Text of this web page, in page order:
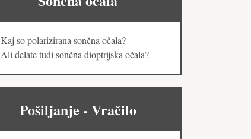
Kaj so polarizirana sončna očala?
Ali delate tudi sončna dioptrijska očala?
Pošiljanje - Vračilo